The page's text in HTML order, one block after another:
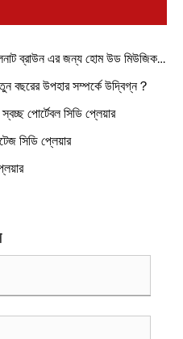
ব্রাউন এর জন্য হোম উড মিউজিক
প্লেয়ার
বছরের উপহার সম্পর্কে উদ্বিগ্ন？
পোর্টেবল সিডি প্লেয়ার
সিডি প্লেয়ার